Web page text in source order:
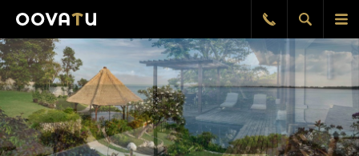
le
Afficher
la
Rappel
gratuit